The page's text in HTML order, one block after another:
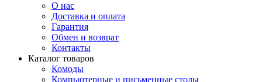
О нас
Доставка и оплата
Гарантия
Обмен и возврат
Контакты
Каталог товаров
Комоды
Компьютерные и письменные столы